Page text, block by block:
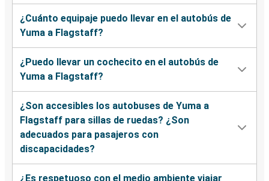
¿Cuánto equipaje puedo llevar en el autobús de
Yuma a Flagstaff?
¿Puedo llevar un cochecito en el autobús de
Yuma a Flagstaff?
¿Son accesibles los autobuses de Yuma a
Flagstaff para sillas de ruedas? ¿Son
adecuados para pasajeros con
discapacidades?
¿Es respetuoso con el medio ambiente viajar